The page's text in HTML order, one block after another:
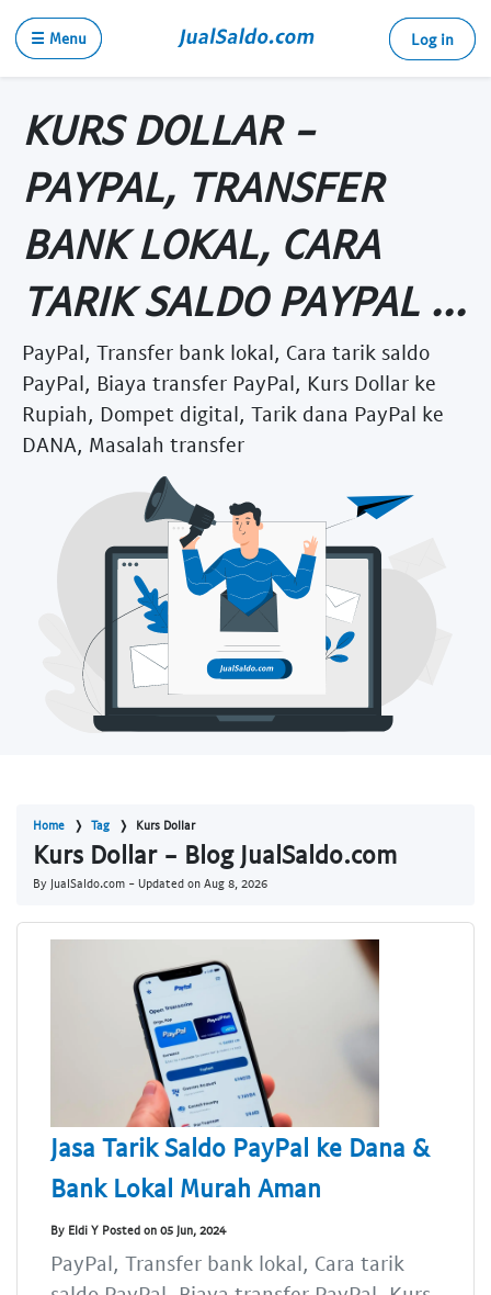
☰ Menu Log in
KURS DOLLAR -
PAYPAL, TRANSFER
BANK LOKAL, CARA
TARIK SALDO PAYPAL ...
PayPal, Transfer bank lokal, Cara tarik saldo
PayPal, Biaya transfer PayPal, Kurs Dollar ke
Rupiah, Dompet digital, Tarik dana PayPal ke
DANA, Masalah transfer
Home Tag Kurs Dollar
Kurs Dollar - Blog JualSaldo.com
By JualSaldo.com - Updated on Aug 8, 2026
Jasa Tarik Saldo PayPal ke Dana &
Bank Lokal Murah Aman
By Eldi Y Posted on 05 Jun, 2024
PayPal, Transfer bank lokal, Cara tarik